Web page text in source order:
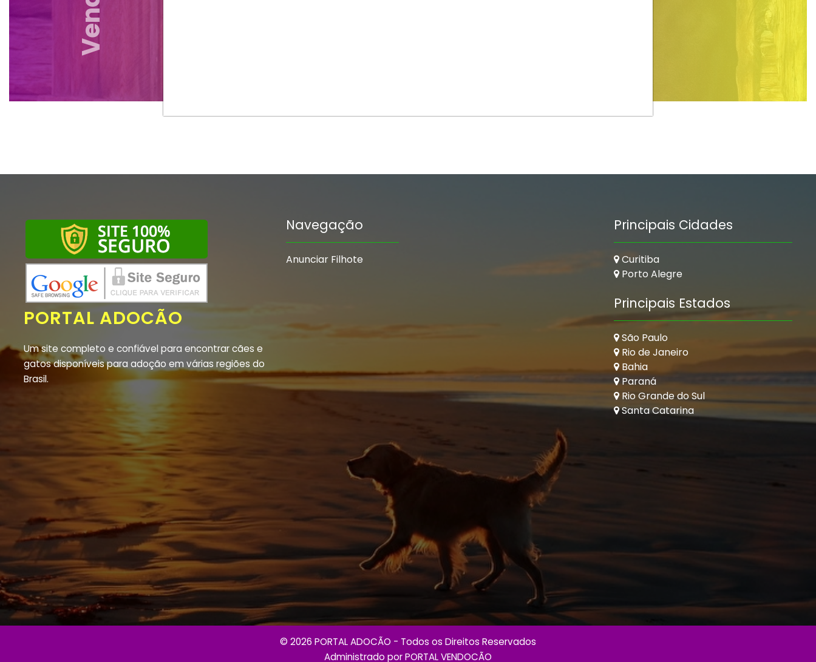
PORTAL ADOCÃO
Um site completo e confiável para encontrar cães e
gatos disponíveis para adoção em várias regiões do
Brasil.
Navegação
Anunciar Filhote
Principais Cidades
Curitiba
Porto Alegre
Principais Estados
São Paulo
Rio de Janeiro
Bahia
Paraná
Rio Grande do Sul
Santa Catarina
© 2026 PORTAL ADOCÃO - Todos os Direitos Reservados
Administrado porPORTAL VENDOCÃO